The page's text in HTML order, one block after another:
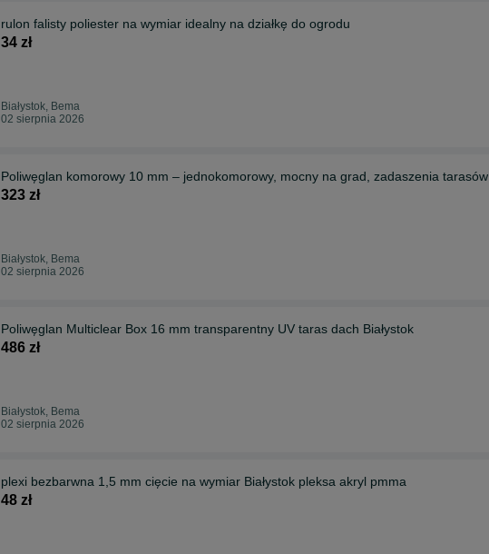
rulon falisty poliester na wymiar idealny na działkę do ogrodu
34 zł
Białystok, Bema
02 sierpnia 2026
Poliwęglan komorowy 10 mm – jednokomorowy, mocny na grad, zadaszenia tarasów
323 zł
Białystok, Bema
02 sierpnia 2026
Poliwęglan Multiclear Box 16 mm transparentny UV taras dach Białystok
486 zł
Białystok, Bema
02 sierpnia 2026
plexi bezbarwna 1,5 mm cięcie na wymiar Białystok pleksa akryl pmma
48 zł